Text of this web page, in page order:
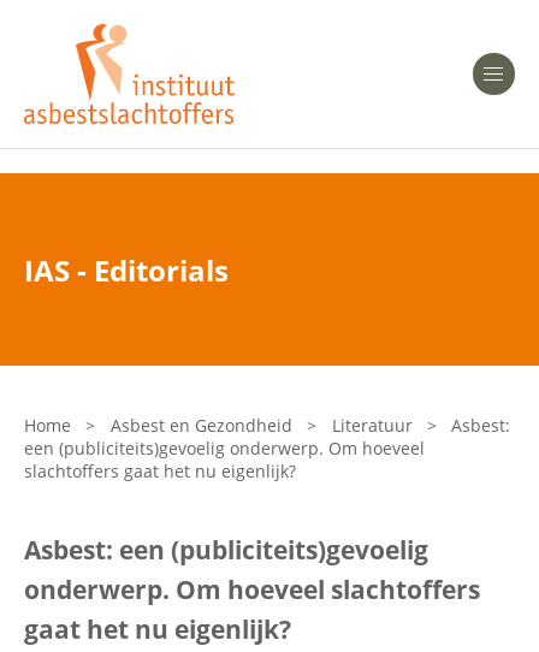
Heeft u Mesothelioom?
Heeft u Asbestose?
Bent u arts?
Asbest en Gezondheid
Laatste nieuws
Onze organisatie
Veelgestelde vragen
Contactgegevens
IAS - Editorials
Home > Asbest en Gezondheid > Literatuur >
Asbest:
een (publiciteits)gevoelig onderwerp. Om hoeveel
slachtoffers gaat het nu eigenlijk?
Asbest: een (publiciteits)gevoelig
onderwerp. Om hoeveel slachtoffers
gaat het nu eigenlijk?